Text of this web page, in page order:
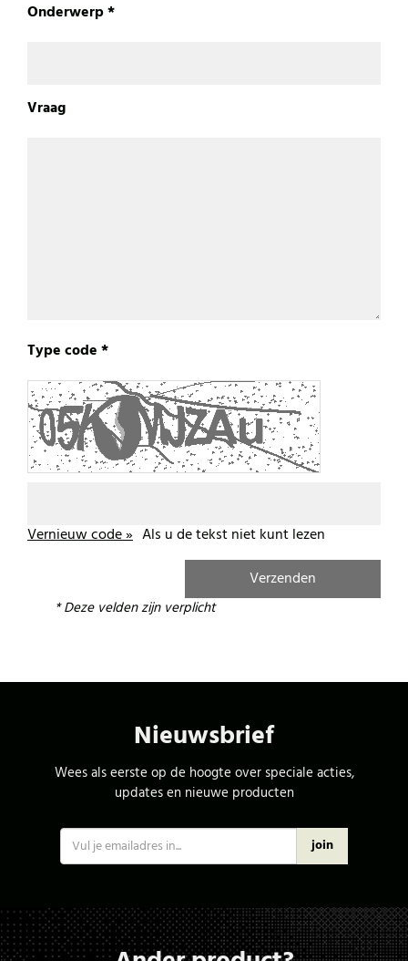
Onderwerp *
Vraag
Type code *
Vernieuw code » Als u de tekst niet kunt lezen
* Deze velden zijn verplicht
Nieuwsbrief
Wees als eerste op de hoogte over speciale acties,
updates en nieuwe producten
join